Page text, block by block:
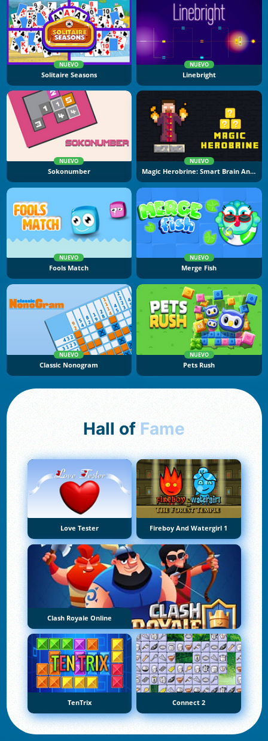
NUEVO
Solitaire Seasons
NUEVO
Linebright
NUEVO
Sokonumber
NUEVO
Magic Herobrine: Smart Brain And Puzzle Quest
NUEVO
Fools Match
NUEVO
Merge Fish
NUEVO
Classic Nonogram
NUEVO
Pets Rush
Hall of Fame
Love Tester Fireboy And Watergirl 1
Clash Royale Online
TenTrix Connect 2